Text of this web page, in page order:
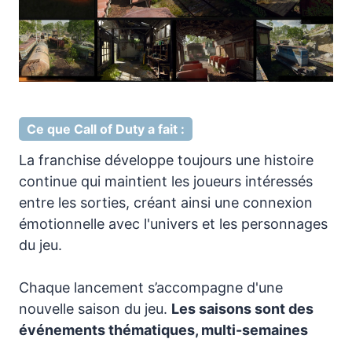
Ce que Call of Duty a fait :
La franchise développe toujours une histoire
continue qui maintient les joueurs intéressés
entre les sorties, créant ainsi une connexion
émotionnelle avec l'univers et les personnages
du jeu.
Chaque lancement s’accompagne d'une
nouvelle saison du jeu. Les saisons sont des
événements thématiques, multi-semaines